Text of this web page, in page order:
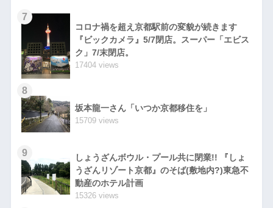
7
コロナ禍を超え京都駅前の変貌が続きます
『ビックカメラ』5/7閉店。スーパー「エビス
ク」7/末閉店。
17404 views
8
坂本龍一さん「いつか京都移住を」
15709 views
9
しょうざんボウル・プール共に閉業!! 『しょ
うざんリゾート京都』のそば(敷地内?)東急不
動産のホテル計画
15326 views